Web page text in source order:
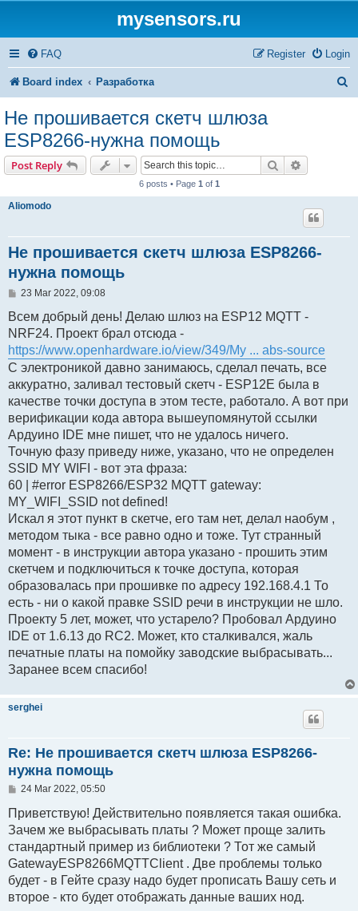
mysensors.ru
FAQ Login
Register
Board index Разработка
h
Не прошивается скетч шлюза
ESP8266-нужна помощь
Post Reply Search
6 posts • Page 1 of 1
Aliomodo
Не прошивается скетч шлюза ESP8266-
нужна помощь
P
s
t
23 Mar 2022, 09:08
Всем добрый день! Делаю шлюз на ESP12 MQTT -
NRF24. Проект брал отсюда -
https://www.openhardware.io/view/349/My ... abs-source
С электроникой давно занимаюсь, сделал печать, все
аккуратно, заливал тестовый скетч - ESP12E была в
качестве точки доступа в этом тесте, работало. А вот при
верификации кода автора вышеупомянутой ссылки
Ардуино IDE мне пишет, что не удалось ничего.
Точную фазу приведу ниже, указано, что не определен
SSID MY WIFI - вот эта фраза:
60 | #error ESP8266/ESP32 MQTT gateway:
MY_WIFI_SSID not defined!
Искал я этот пункт в скетче, его там нет, делал наобум ,
методом тыка - все равно одно и тоже. Тут странный
момент - в инструкции автора указано - прошить этим
скетчем и подключиться к точке доступа, которая
образовалась при прошивке по адресу 192.168.4.1 То
есть - ни о какой правке SSID речи в инструкции не шло.
Проекту 5 лет, может, что устарело? Пробовал Ардуино
IDE от 1.6.13 до RC2. Может, кто сталкивался, жаль
печатные платы на помойку заводские выбрасывать...
Заранее всем спасибо!
serghei
Re: Не прошивается скетч шлюза ESP8266-
нужна помощь
P
s
t
24 Mar 2022, 05:50
Приветствую! Действительно появляется такая ошибка.
Зачем же выбрасывать платы ? Может проще залить
стандартный пример из библиотеки ? Тот же самый
GatewayESP8266MQTTClient . Две проблемы только
будет - в Гейте сразу надо будет прописать Вашу сеть и
второе - кто будет отображать данные ваших нод.